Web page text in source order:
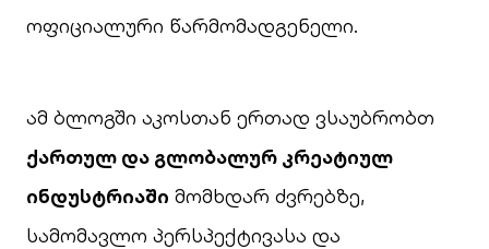
ოფიციალური წარმომადგენელი.
ამ ბლოგში აკოსთან ერთად ვსაუბრობთ
ქართულ და გლობალურ კრეატიულ
ინდუსტრიაში მომხდარ ძვრებზე,
სამომავლო პერსპექტივასა და